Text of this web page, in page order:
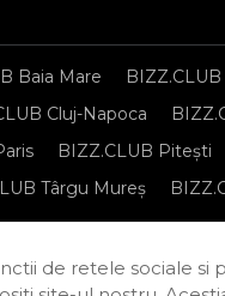
Baia Mare
Cluj-Napoca
BIZZ.CLUB Pitești
Târgu Mureș
și participare
de retele sociale